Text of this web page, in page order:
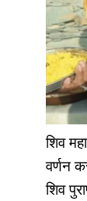
शिव
वर्णन
शिव